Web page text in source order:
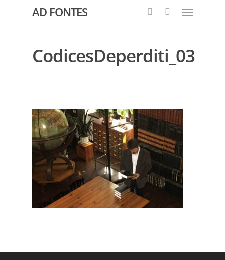
AD FONTES
CodicesDeperditi_03